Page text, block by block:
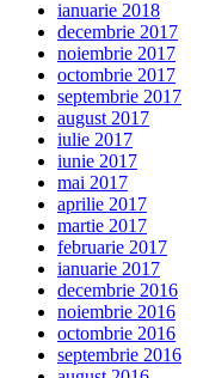
ianuarie 2018
decembrie 2017
noiembrie 2017
octombrie 2017
septembrie 2017
august 2017
iulie 2017
iunie 2017
mai 2017
aprilie 2017
martie 2017
februarie 2017
ianuarie 2017
decembrie 2016
noiembrie 2016
octombrie 2016
septembrie 2016